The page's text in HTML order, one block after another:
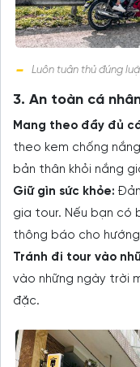
Luôn tuân thủ đúng
3. An toàn cá
Mang theo đầy đủ
theo kem chống
bản thân khỏi nắng
Giữ gìn sức khỏe:
gia tour. Nếu bạn có
thông báo cho
Tránh đi tour vào
vào những ngày trời
đặc.